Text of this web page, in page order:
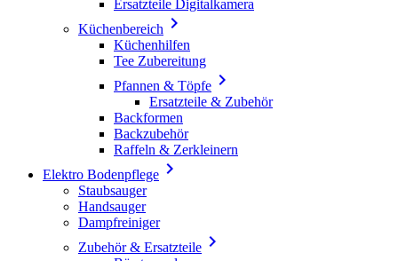
Ersatzteile Digitalkamera
Küchenbereich 
Küchenhilfen
Tee Zubereitung
Pfannen & Töpfe 
Ersatzteile & Zubehör
Backformen
Backzubehör
Raffeln & Zerkleinern
Elektro Bodenpflege 
Staubsauger
Handsauger
Dampfreiniger
Zubehör & Ersatzteile 